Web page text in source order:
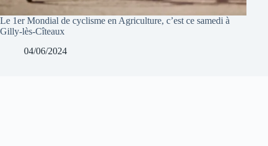
Le 1er Mondial de cyclisme en Agriculture, c’est ce samedi à
Gilly-lès-Cîteaux
04/06/2024